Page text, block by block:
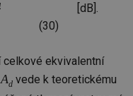
[dB].
(30)
celkové ekvivalentní
Ad vede k teoretickému